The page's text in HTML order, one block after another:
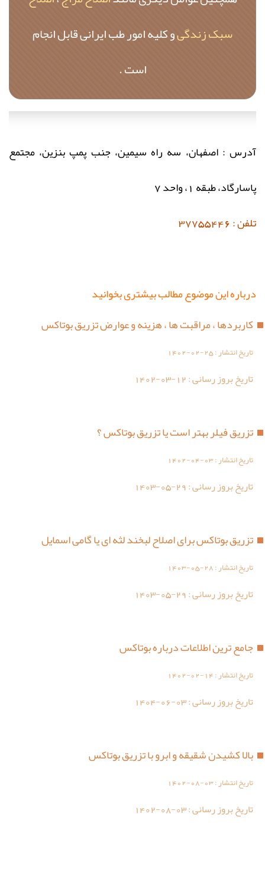
سبک زندگیو کلیه امور طب ایرانی قابل انجام
است .
آدرس : اصفهان، سه راه سیمین، جنب پمپ بنزین، مجتمع
پاسارگاد، طبقه 1، واحد 7
تلفن : 37755446
درباره این موضوع مطالب بیشتری بخوانید
کاربردها ، مراقبت ها ، هزینه و عوارض تزریق بوتاکس
تاریخ انتشار :1402-02-25
تاریخ بروز رسانی :1402-03-12
تزریق فیلر بهتر است یا تزریق بوتاکس ؟
تاریخ انتشار :1402-04-03
تاریخ بروز رسانی :1403-05-29
تزریق بوتاکس برای اصلاح لبخند لثه ای یا گامی اسمایل
تاریخ انتشار :1403-05-28
تاریخ بروز رسانی :1403-05-29
جامع ترین اطلاعات درباره بوتاکس
تاریخ انتشار :1402-02-14
تاریخ بروز رسانی :1404-06-03
بالا کشیدن شقیقه و ابرو با تزریق بوتاکس
تاریخ انتشار :1402-08-03
تاریخ بروز رسانی :1402-08-03